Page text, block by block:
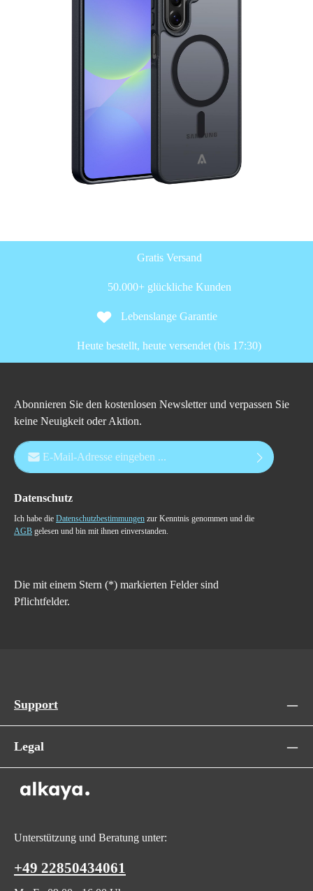
Gratis Versand
50.000+ glückliche Kunden
Lebenslange Garantie
Heute bestellt, heute versendet (bis 17:30)
Abonnieren Sie den kostenlosen Newsletter und verpassen Sie
keine Neuigkeit oder Aktion.
E-Mail-Adresse*
Datenschutz
Ich habe die Datenschutzbestimmungen zur Kenntnis genommen und die
AGB gelesen und bin mit ihnen einverstanden.
Die mit einem Stern (*) markierten Felder sind
Pflichtfelder.
Support
Legal
Unterstützung und Beratung unter:
+49 22850434061